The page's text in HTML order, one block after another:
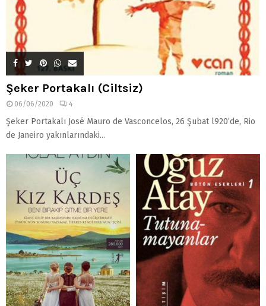
Şeker Portakalı (Ciltsiz)
06/06/2020 4
Şeker Portakalı José Mauro de Vasconcelos, 26 Şubat l920’de, Rio
de Janeiro yakınlarındaki...